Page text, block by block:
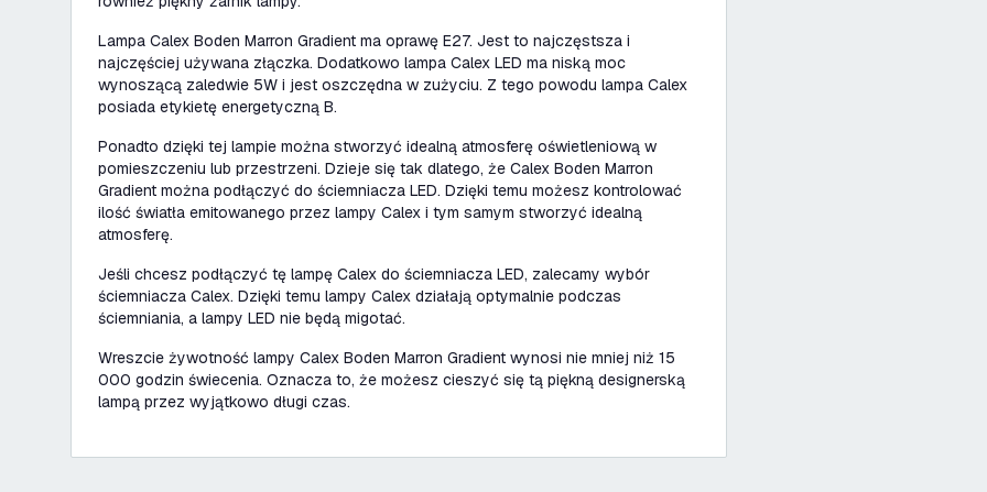
Lampa Calex Boden Marron Gradient ma oprawę E27. Jest to najczęstsza i
najczęściej używana złączka. Dodatkowo lampa Calex LED ma niską moc
wynoszącą zaledwie 5W i jest oszczędna w zużyciu. Z tego powodu lampa Calex
posiada etykietę energetyczną B.
Ponadto dzięki tej lampie można stworzyć idealną atmosferę oświetleniową w
pomieszczeniu lub przestrzeni. Dzieje się tak dlatego, że Calex Boden Marron
Gradient można podłączyć do ściemniacza LED. Dzięki temu możesz kontrolować
ilość światła emitowanego przez lampy Calex i tym samym stworzyć idealną
atmosferę.
Jeśli chcesz podłączyć tę lampę Calex do ściemniacza LED, zalecamy wybór
ściemniacza Calex. Dzięki temu lampy Calex działają optymalnie podczas
ściemniania, a lampy LED nie będą migotać.
Wreszcie żywotność lampy Calex Boden Marron Gradient wynosi nie mniej niż 15
000 godzin świecenia. Oznacza to, że możesz cieszyć się tą piękną designerską
lampą przez wyjątkowo długi czas.